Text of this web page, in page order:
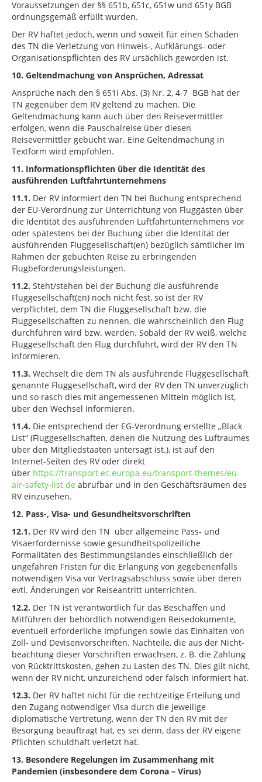
Voraussetzungen der §§ 651b, 651c, 651w und 651y BGB
ordnungsgemäß erfüllt wurden.
Der RV haftet jedoch, wenn und soweit für einen Schaden
des TN die Verletzung von Hinweis-, Aufklärungs- oder
Organisationspflichten des RV ursächlich geworden ist.
10. Geltendmachung von Ansprüchen, Adressat
Ansprüche nach den § 651i Abs. (3) Nr. 2, 4-7 BGB hat der
TN gegenüber dem RV geltend zu machen. Die
Geltendmachung kann auch über den Reisevermittler
erfolgen, wenn die Pauschalreise über diesen
Reisevermittler gebucht war. Eine Geltendmachung in
Textform wird empfohlen.
11. Informationspflichten über die Identität des
ausführenden Luftfahrtunternehmens
11.1. Der RV informiert den TN bei Buchung entsprechend
der EU-Verordnung zur Unterrichtung von Fluggästen über
die Identität des ausführenden Luftfahrtunternehmens vor
oder spätestens bei der Buchung über die Identität der
ausführenden Fluggesellschaft(en) bezüglich sämtlicher im
Rahmen der gebuchten Reise zu erbringenden
Flugbeförderungsleistungen.
11.2. Steht/stehen bei der Buchung die ausführende
Fluggesellschaft(en) noch nicht fest, so ist der RV
verpflichtet, dem TN die Fluggesellschaft bzw. die
Fluggesellschaften zu nennen, die wahrscheinlich den Flug
durchführen wird bzw. werden. Sobald der RV weiß, welche
Fluggesellschaft den Flug durchführt, wird der RV den TN
informieren.
11.3. Wechselt die dem TN als ausführende Fluggesellschaft
genannte Fluggesellschaft, wird der RV den TN unverzüglich
und so rasch dies mit angemessenen Mitteln möglich ist,
über den Wechsel informieren.
11.4. Die entsprechend der EG-Verordnung erstellte „Black
List“ (Fluggesellschaften, denen die Nutzung des Luftraumes
über den Mitgliedstaaten untersagt ist.), ist auf den
Internet-Seiten des RV oder direkt
über https://transport.ec.europa.eu/transport-themes/eu-
air-safety-list de abrufbar und in den Geschäftsräumen des
RV einzusehen.
12. Pass-, Visa- und Gesundheitsvorschriften
12.1. Der RV wird den TN über allgemeine Pass- und
Visaerfordernisse sowie gesundheitspolizeiliche
Formalitäten des Bestimmungslandes einschließlich der
ungefähren Fristen für die Erlangung von gegebenenfalls
notwendigen Visa vor Vertragsabschluss sowie über deren
evtl. Änderungen vor Reiseantritt unterrichten.
12.2. Der TN ist verantwortlich für das Beschaffen und
Mitführen der behördlich notwendigen Reisedokumente,
eventuell erforderliche Impfungen sowie das Einhalten von
Zoll- und Devisenvorschriften. Nachteile, die aus der Nicht­
beachtung dieser Vorschriften erwachsen, z. B. die Zahlung
von Rücktrittskosten, gehen zu Lasten des TN. Dies gilt nicht,
wenn der RV nicht, unzureichend oder falsch informiert hat.
12.3. Der RV haftet nicht für die rechtzeitige Erteilung und
den Zugang notwendiger Visa durch die jeweilige
diplomatische Vertretung, wenn der TN den RV mit der
Besorgung beauftragt hat, es sei denn, dass der RV eigene
Pflichten schuldhaft verletzt hat.
13. Besondere Regelungen im Zusammenhang mit
Pandemien (insbesondere dem Corona – Virus)